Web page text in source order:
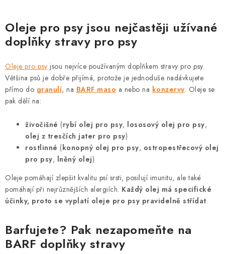
v
l
á
d
a
c
í
v
ý
p
s
u
Oleje pro psy jsou nejčastěji užívané
doplňky stravy pro psy
Oleje pro psy jsou nejvíce používaným doplňkem stravy pro psy.
Většina psů je dobře přijímá, protože je jednoduše nadávkujete
přímo do granulí, na BARF maso a nebo na konzervy. Oleje se
pak dělí na:
živočišné (rybí olej pro psy, lososový olej pro psy,
olej z tresčích jater pro psy)
rostlinné (konopný olej pro psy, ostropestřecový olej
pro psy, lněný olej)
Oleje pomáhají zlepšit kvalitu psí srsti, posilují imunitu, ale také
pomáhají při nejrůznějších alergiích. Každý olej má specifické
účinky, proto se vyplatí oleje pro psy pravidelně střídat.
Barfujete? Pak nezapomeňte na
BARF doplňky stravy